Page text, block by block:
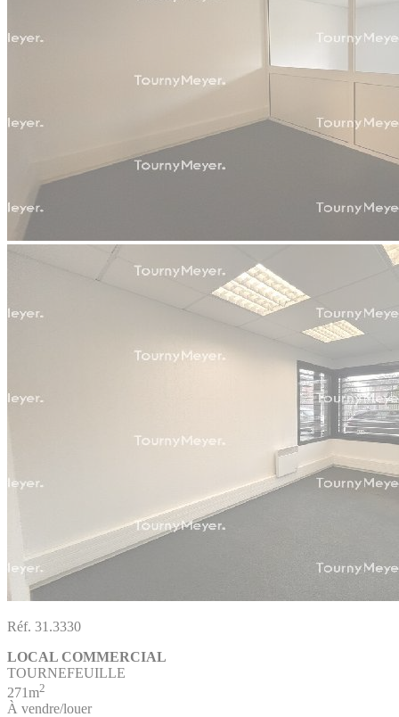
Réf. 31.3330
LOCAL COMMERCIAL
TOURNEFEUILLE
271m2
À vendre/louer